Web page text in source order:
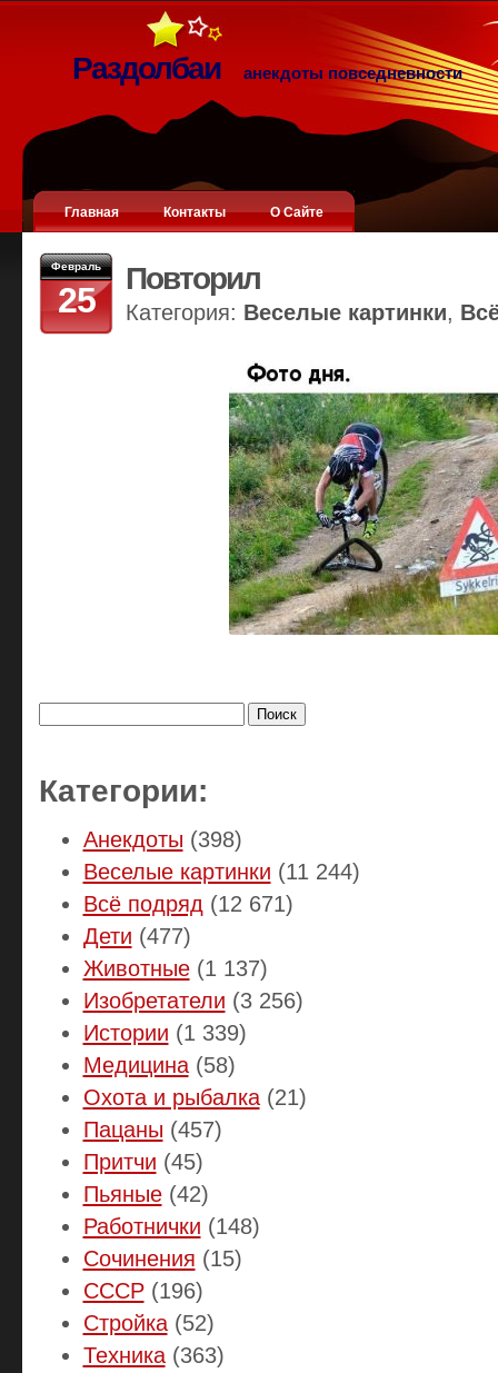
Раздолбаи анекдоты повседневности
Главная Контакты О Сайте
Февраль
25
Повторил
Категория: Веселые картинки,
Категории:
Анекдоты (398)
Веселые картинки (11 244)
Всё подряд (12 671)
Дети (477)
Животные(1 137)
Изобретатели (3 256)
Истории (1 339)
Медицина(58)
Охота и рыбалка(21)
Пацаны (457)
Притчи (45)
Пьяные(42)
Работнички (148)
Сочинения (15)
СССР(196)
Стройка(52)
Техника(363)